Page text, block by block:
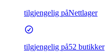
tilgjengelig påNettlager
tilgjengelig på52 butikker